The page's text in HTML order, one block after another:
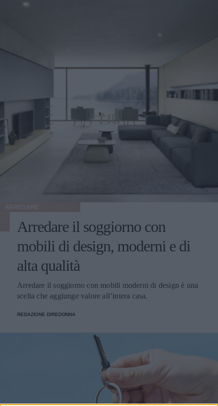
Arredare il soggiorno con
mobili di design, moderni e di
alta qualità
Arredare il soggiorno con mobili moderni di design è una
scelta che aggiunge valore all’intera casa.
REDAZIONE DIREDONNA